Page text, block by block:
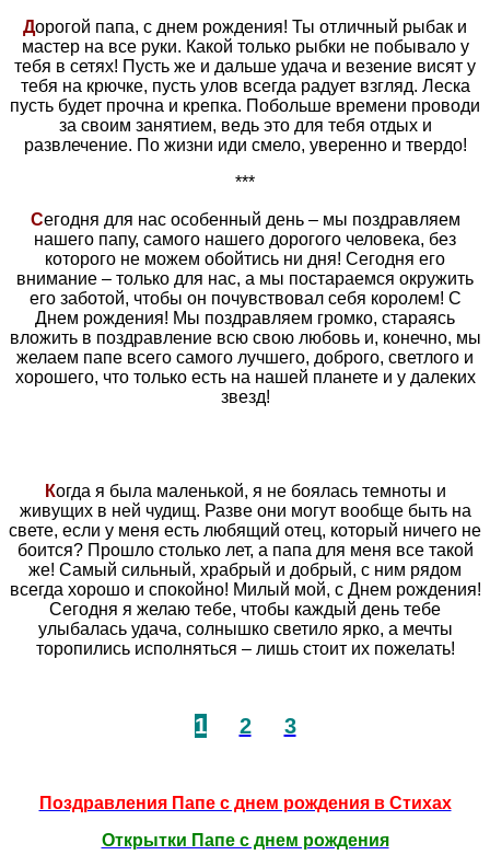
Дорогой папа, с днем рождения! Ты отличный рыбак и
мастер на все руки. Какой только рыбки не побывало у
тебя в сетях! Пусть же и дальше удача и везение висят у
тебя на крючке, пусть улов всегда радует взгляд. Леска
пусть будет прочна и крепка. Побольше времени проводи
за своим занятием, ведь это для тебя отдых и
развлечение. По жизни иди смело, уверенно и твердо!
***
Сегодня для нас особенный день – мы поздравляем
нашего папу, самого нашего дорогого человека, без
которого не можем обойтись ни дня! Сегодня его
внимание – только для нас, а мы постараемся окружить
его заботой, чтобы он почувствовал себя королем! С
Днем рождения! Мы поздравляем громко, стараясь
вложить в поздравление всю свою любовь и, конечно, мы
желаем папе всего самого лучшего, доброго, светлого и
хорошего, что только есть на нашей планете и у далеких
звезд!
Когда я была маленькой, я не боялась темноты и
живущих в ней чудищ. Разве они могут вообще быть на
свете, если у меня есть любящий отец, который ничего не
боится? Прошло столько лет, а папа для меня все такой
же! Самый сильный, храбрый и добрый, с ним рядом
всегда хорошо и спокойно! Милый мой, с Днем рождения!
Сегодня я желаю тебе, чтобы каждый день тебе
улыбалась удача, солнышко светило ярко, а мечты
торопились исполняться – лишь стоит их пожелать!
1 2 3
Поздравления Папе с днем рождения в Стихах
Открытки Папе с днем рождения